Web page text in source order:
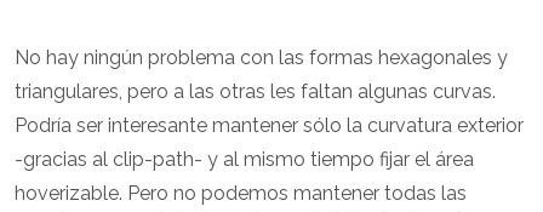
No hay ningún problema con las formas hexagonales y
triangulares, pero a las otras les faltan algunas curvas.
Podría ser interesante mantener sólo la curvatura exterior
-gracias al clip-path- y al mismo tiempo fijar el área
hoverizable. Pero no podemos mantener todas las